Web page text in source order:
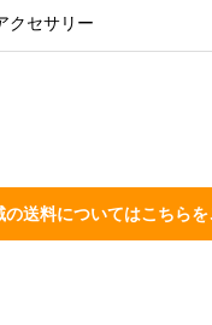
クセサリー
の送料についてはこちら